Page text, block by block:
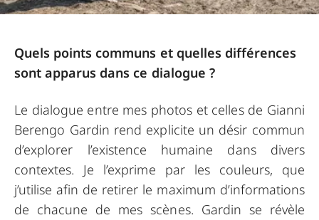
Quels points communs et quelles différences
sont apparus dans ce dialogue ?
Le dialogue entre mes photos et celles de Gianni
Berengo Gardin rend explicite un désir commun
d’explorer l’existence humaine dans divers
contextes. Je l’exprime par les couleurs, que
j’utilise afin de retirer le maximum d’informations
de chacune de mes scènes. Gardin se révèle